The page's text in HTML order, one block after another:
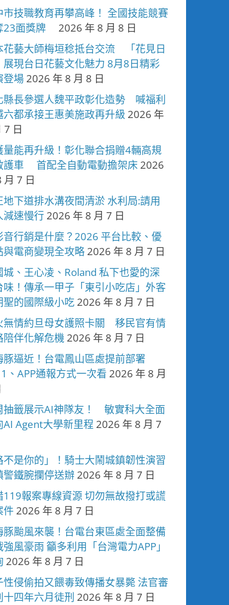
市技職教育再攀高峰！ 全國技能競賽
23面獎牌
2026 年 8 月 8 日
花藝大師梅垣稔抵台交流 「花見日
展現台日花藝文化魅力 8月8日精彩
登場2026 年 8 月 8 日
縣長參選人魏平政彰化造勢 喊福利
六都承接王惠美施政再升級 2026 年
7 日
量能再升級！彰化聯合捐贈4輛高規
護車 首配全自動電動擔架床2026
月 7 日
地下道排水溝夜間清淤 水利局:請用
減速慢行2026 年 8 月 7 日
音行銷是什麼？2026 平台比較、優
與電商變現全攻略2026 年 8 月 7 日
城、王心凌、Roland 私下也愛的深
味！傳承一甲子「東引小吃店」外客
聖的國際級小吃2026 年 8 月 7 日
無情約旦母女護照卡關 移民官有情
陪伴化解危機2026 年 8 月 7 日
豚逼近！台電鳳山區處提前部署
、APP通報方式一次看 2026 年 8 月
抽籤展示AI神隊友！ 敏實科大全面
AI Agent大學新里程 2026 年 8 月 7
不是你的」！騎士大鬧城鎮韌性演習
警鐵腕攔停送辦2026 年 8 月 7 日
119報案專線資源 切勿無故撥打或謊
件2026 年 8 月 7 日
豚颱風來襲！台電台東區處全面整備
風豪雨 籲多利用「台灣電力APP」
2026 年 8 月 7 日
性侵偷拍又餵毒致傳播女暴斃 法官審
十四年六月徒刑 2026 年 8 月 7 日